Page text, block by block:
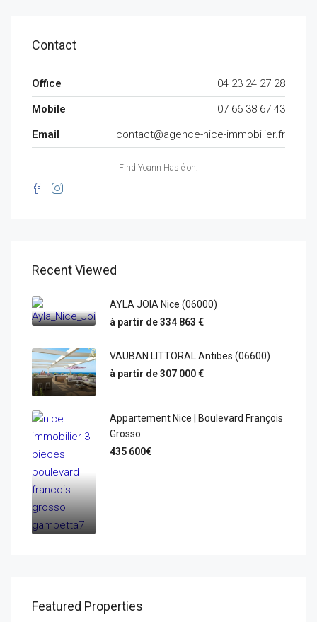
Contact
Office
04 23 24 27 28
Mobile
07 66 38 67 43
Email
contact@agence-nice-immobilier.fr
Find Yoann Haslé on:
Recent Viewed
AYLA JOIA Nice (06000)
à partir de 334 863 €
VAUBAN LITTORAL Antibes (06600)
à partir de 307 000 €
Appartement Nice | Boulevard François
Grosso
435 600€
Featured Properties